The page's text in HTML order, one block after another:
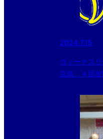
2024.7.15
ヴィーナス
京急 ４回攻